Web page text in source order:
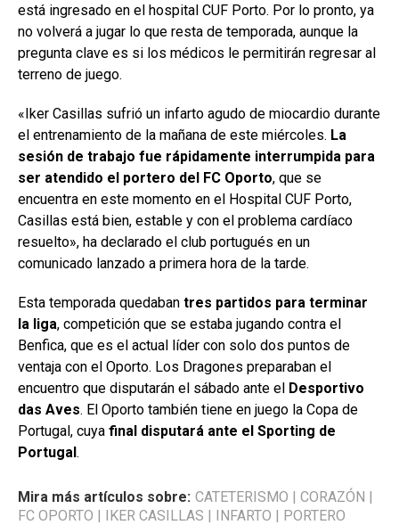
está ingresado en el hospital CUF Porto. Por lo pronto, ya
no volverá a jugar lo que resta de temporada, aunque la
pregunta clave es si los médicos le permitirán regresar al
terreno de juego.
«Iker Casillas sufrió un infarto agudo de miocardio durante
el entrenamiento de la mañana de este miércoles. La
sesión de trabajo fue rápidamente interrumpida para
ser atendido el portero del FC Oporto, que se
encuentra en este momento en el Hospital CUF Porto,
Casillas está bien, estable y con el problema cardíaco
resuelto», ha declarado el club portugués en un
comunicado lanzado a primera hora de la tarde.
Esta temporada quedaban tres partidos para terminar
la liga, competición que se estaba jugando contra el
Benfica, que es el actual líder con solo dos puntos de
ventaja con el Oporto. Los Dragones preparaban el
encuentro que disputarán el sábado ante el Desportivo
das Aves. El Oporto también tiene en juego la Copa de
Portugal, cuya final disputará ante el Sporting de
Portugal.
Mira más artículos sobre: CATETERISMO | CORAZÓN |
FC OPORTO | IKER CASILLAS | INFARTO | PORTERO